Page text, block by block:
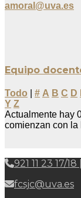
amoral@uva.es
Equipo
Todo # A B C D
Y Z
Actualmente hay
comienzan con la
921 11 23 17/18
fcsjc@uva.es